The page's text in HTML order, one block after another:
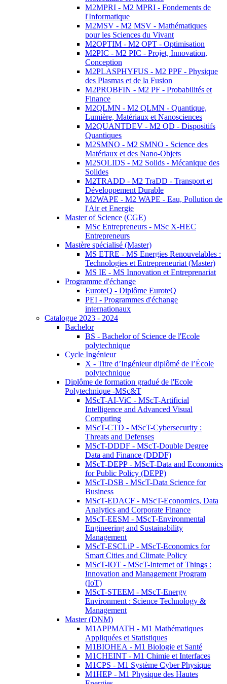
M2MPRI - M2 MPRI - Fondements de
l'Informatique
M2MSV - M2 MSV - Mathématiques
pour les Sciences du Vivant
M2OPTIM - M2 OPT - Optimisation
M2PIC - M2 PIC - Projet, Innovation,
Conception
M2PLASPHYFUS - M2 PPF - Physique
des Plasmas et de la Fusion
M2PROBFIN - M2 PF - Probabilités et
Finance
M2QLMN - M2 QLMN - Quantique,
Lumière, Matériaux et Nanosciences
M2QUANTDEV - M2 QD - Dispositifs
Quantiques
M2SMNO - M2 SMNO - Science des
Matériaux et des Nano-Objets
M2SOLIDS - M2 Solids - Mécanique des
Solides
M2TRADD - M2 TraDD - Transport et
Développement Durable
M2WAPE - M2 WAPE - Eau, Pollution de
l'Air et Energie
Master of Science (CGE)
MSc Entrepreneurs - MSc X-HEC
Entrepreneurs
Mastère spécialisé (Master)
MS ETRE - MS Energies Renouvelables :
Technologies et Entrepreneuriat (Master)
MS IE - MS Innovation et Entreprenariat
Programme d'échange
EuroteQ - Diplôme EuroteQ
PEI - Programmes d'échange
internationaux
Catalogue 2023 - 2024
Bachelor
BS - Bachelor of Science de l'Ecole
polytechnique
Cycle Ingénieur
X - Titre d’Ingénieur diplômé de l’École
polytechnique
Diplôme de formation gradué de l'Ecole
Polytechnique -MSc&T
MScT-AI-ViC - MScT-Artificial
Intelligence and Advanced Visual
Computing
MScT-CTD - MScT-Cybersecurity :
Threats and Defenses
MScT-DDDF - MScT-Double Degree
Data and Finance (DDDF)
MScT-DEPP - MScT-Data and Economics
for Public Policy (DEPP)
MScT-DSB - MScT-Data Science for
Business
MScT-EDACF - MScT-Economics, Data
Analytics and Corporate Finance
MScT-EESM - MScT-Environmental
Engineering and Sustainability
Management
MScT-ESCLiP - MScT-Economics for
Smart Cities and Climate Policy
MScT-IOT - MScT-Internet of Things :
Innovation and Management Program
(IoT)
MScT-STEEM - MScT-Energy
Environment : Science Technology &
Management
Master (DNM)
M1APPMATH - M1 Mathématiques
Appliquées et Statistiques
M1BIOHEA - M1 Biologie et Santé
M1CHEINT - M1 Chimie et Interfaces
M1CPS - M1 Système Cyber Physique
M1HEP - M1 Physique des Hautes